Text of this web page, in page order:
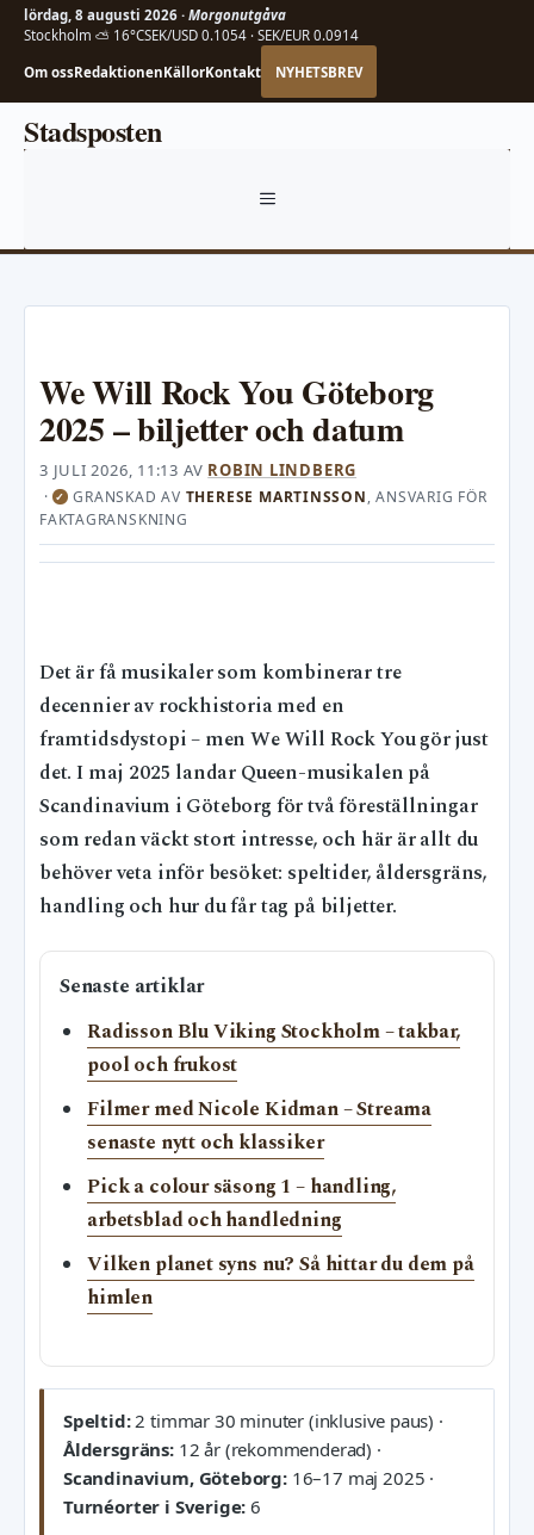
lördag, 8 augusti 2026 · Morgonutgåva
Stockholm ⛅ 16°CSEK/USD 0.1054 · SEK/EUR 0.0914
Om ossRedaktionenKällorKontakt NYHETSBREV
HoppaStadsposten
MENY
We Will Rock You Göteborg
2025 – biljetter och datum
3 JULI 2026, 11:13 AV ROBIN LINDBERG
·✓ GRANSKAD AV THERESE MARTINSSON, ANSVARIG FÖR
FAKTAGRANSKNING
Det är få musikaler som kombinerar tre
decennier av rockhistoria med en
framtidsdystopi – men We Will Rock You gör just
det. I maj 2025 landar Queen-musikalen på
Scandinavium i Göteborg för två föreställningar
som redan väckt stort intresse, och här är allt du
behöver veta inför besöket: speltider, åldersgräns,
handling och hur du får tag på biljetter.
Senaste artiklar
Radisson Blu Viking Stockholm – takbar,
pool och frukost
Filmer med Nicole Kidman – Streama
senaste nytt och klassiker
Pick a colour säsong 1 – handling,
arbetsblad och handledning
Vilken planet syns nu? Så hittar du dem på
himlen
Speltid:2 timmar 30 minuter (inklusive paus) ·
Åldersgräns:12 år (rekommenderad) ·
Scandinavium, Göteborg:16–17 maj 2025 ·
Turnéorter i Sverige: 6